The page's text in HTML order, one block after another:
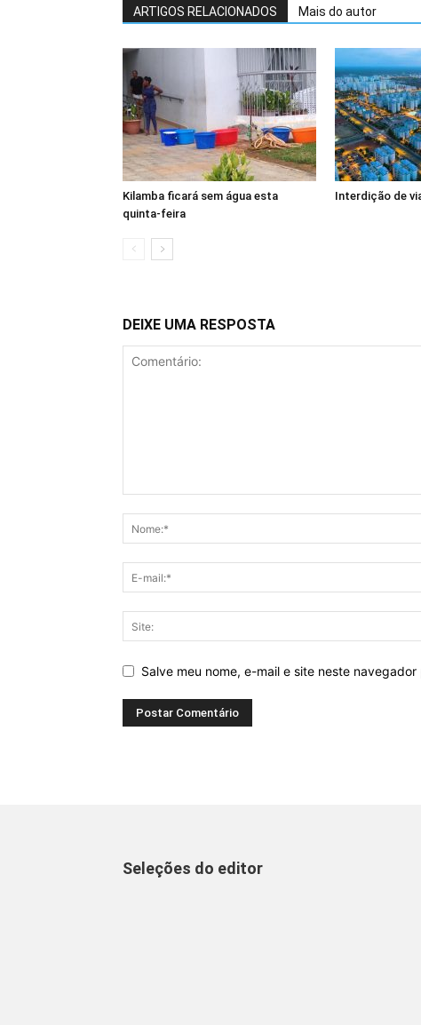
ARTIGOS RELACIONADOS Mais do autor
Kilamba ficará sem água esta
quinta-feira
Interdição de
DEIXE UMA RESPOSTA
Salve meu nome, e-mail e site neste
Seleções do editor